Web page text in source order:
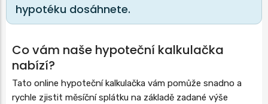
hypotéku dosáhnete.
Co vám naše hypoteční kalkulačka
nabízí?
Tato online hypoteční kalkulačka vám pomůže snadno a
rychle zjistit měsíční splátku na základě zadané výše